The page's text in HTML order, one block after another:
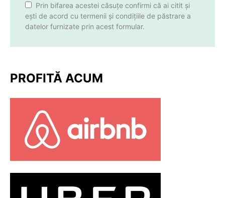
Prin bifarea acestei căsuțe confirmi că ai citit și
ești de acord cu termenii și condițiile de păstrare a
datelor furnizate prin acest formular.
PROFITĂ ACUM